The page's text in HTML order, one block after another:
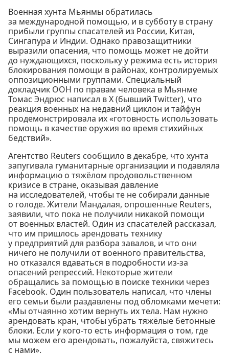
Военная хунта Мьянмы обратилась
за международной помощью, и в субботу в страну
прибыли группы спасателей из России, Китая,
Сингапура и Индии. Однако правозащитники
выразили опасения, что помощь может не дойти
до нуждающихся, поскольку у режима есть история
блокирования помощи в районах, контролируемых
оппозиционными группами. Специальный
докладчик ООН по правам человека в Мьянме
Томас Эндрюс написал в X (бывший Twitter), что
реакция военных на недавний циклон и тайфун
продемонстрировала их «готовность использовать
помощь в качестве оружия во время стихийных
бедствий».
Агентство Reuters сообщило в декабре, что хунта
запугивала гуманитарные организации и подавляла
информацию о тяжёлом продовольственном
кризисе в стране, оказывая давление
на исследователей, чтобы те не собирали данные
о голоде. Жители Мандалая, опрошенные Reuters,
заявили, что пока не получили никакой помощи
от военных властей. Один из спасателей рассказал,
что им пришлось арендовать технику
у предприятий для разбора завалов, и что они
ничего не получили от военного правительства,
но отказался вдаваться в подробности из-за
опасений репрессий. Некоторые жители
обращались за помощью в поиске техники через
Facebook. Один пользователь написал, что члены
его семьи были раздавлены под обломками мечети:
«Мы отчаянно хотим вернуть их тела. Нам нужно
арендовать кран, чтобы убрать тяжёлые бетонные
блоки. Если у кого-то есть информация о том, где
мы можем его арендовать, пожалуйста, свяжитесь
с нами».